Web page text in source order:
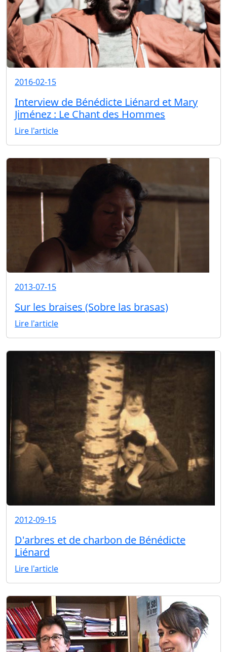
2016-02-15
Interview de Bénédicte Liénard et Mary
Jiménez : Le Chant des Hommes
Lire l'article
2013-07-15
Sur les braises (Sobre las brasas)
Lire l'article
2012-09-15
D'arbres et de charbon de Bénédicte
Liénard
Lire l'article